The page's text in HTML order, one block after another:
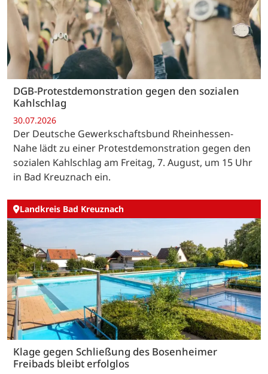
DGB-Protestdemonstration gegen den sozialen
Kahlschlag
30.07.2026
Der Deutsche Gewerkschaftsbund Rheinhessen-
Nahe lädt zu einer Protestdemonstration gegen den
sozialen Kahlschlag am Freitag, 7. August, um 15 Uhr
in Bad Kreuznach ein.
Landkreis Bad Kreuznach
Klage gegen Schließung des Bosenheimer
Freibads bleibt erfolglos